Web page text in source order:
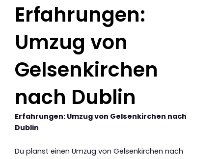
Erfahrungen:
Umzug von
Gelsenkirchen
nach Dublin
Erfahrungen: Umzug von Gelsenkirchen nach
Dublin
Du planst einen Umzug von Gelsenkirchen nach